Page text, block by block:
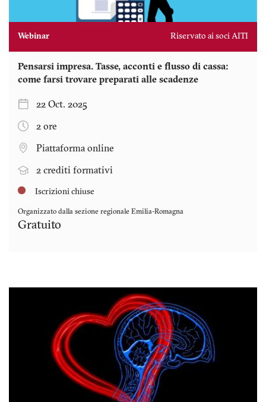
Webinar Riservato ai soci AITI
Pensarsi impresa. Tasse, acconti e flusso di cassa:
come farsi trovare preparati alle scadenze
22 Oct. 2025
2 ore
Piattaforma online
2 crediti formativi
Iscrizioni chiuse
Organizzato dalla sezione regionale Emilia-Romagna
Gratuito